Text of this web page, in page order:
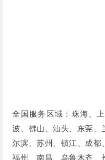
全国服务区域：珠海、
波、佛山、汕头、东莞、
尔滨、苏州、镇江、成都
福州、南昌、乌鲁木齐、